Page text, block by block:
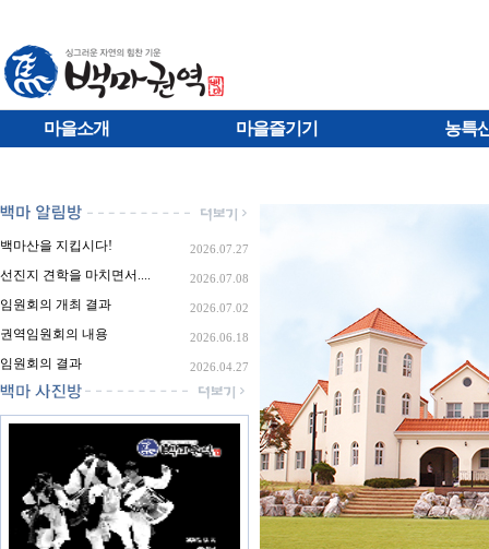
마을소개 마을즐기기 농특
백마산을 지킵시다! 2026.07.27
선진지 견학을 마치면서.... 2026.07.08
임원회의 개최 결과 2026.07.02
권역임원회의 내용 2026.06.18
임원회의 결과 2026.04.27